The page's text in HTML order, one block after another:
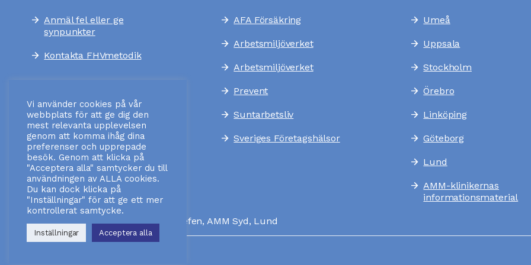
arrow_forward Anmäl fel eller ge
synpunkter
arrow_forward Kontakta FHVmetodik
arrow_forward AFA Försäkring
arrow_forward Arbetsmiljöverket
arrow_forward Arbetsmiljöverket
arrow_forward Prevent
arrow_forward Suntarbetsliv
arrow_forward Sveriges Företagshälsor
arrow_forward Umeå
arrow_forward Uppsala
arrow_forward Stockholm
arrow_forward Örebro
arrow_forward Linköping
arrow_forward Göteborg
arrow_forward Lund
arrow_forward AMM-klinikernas
informationsmaterial
Ansvarig utgivare:Verksamhetschefen, AMM Syd, Lund
Vi använder cookies på vår
webbplats för att ge dig den
mest relevanta upplevelsen
genom att komma ihåg dina
preferenser och upprepade
besök. Genom att klicka på
"Acceptera alla" samtycker du till
användningen av ALLA cookies.
Du kan dock klicka på
"Inställningar" för att ge ett mer
kontrollerat samtycke.
Inställningar Acceptera alla